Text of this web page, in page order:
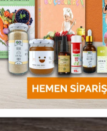
Tohumu Faydaları